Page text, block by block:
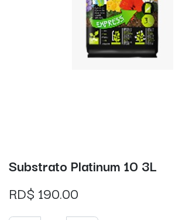
Substrato Platinum 10 3L
RD$ 190.00